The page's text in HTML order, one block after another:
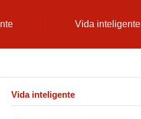
Vida inteligente
Vida inteligente